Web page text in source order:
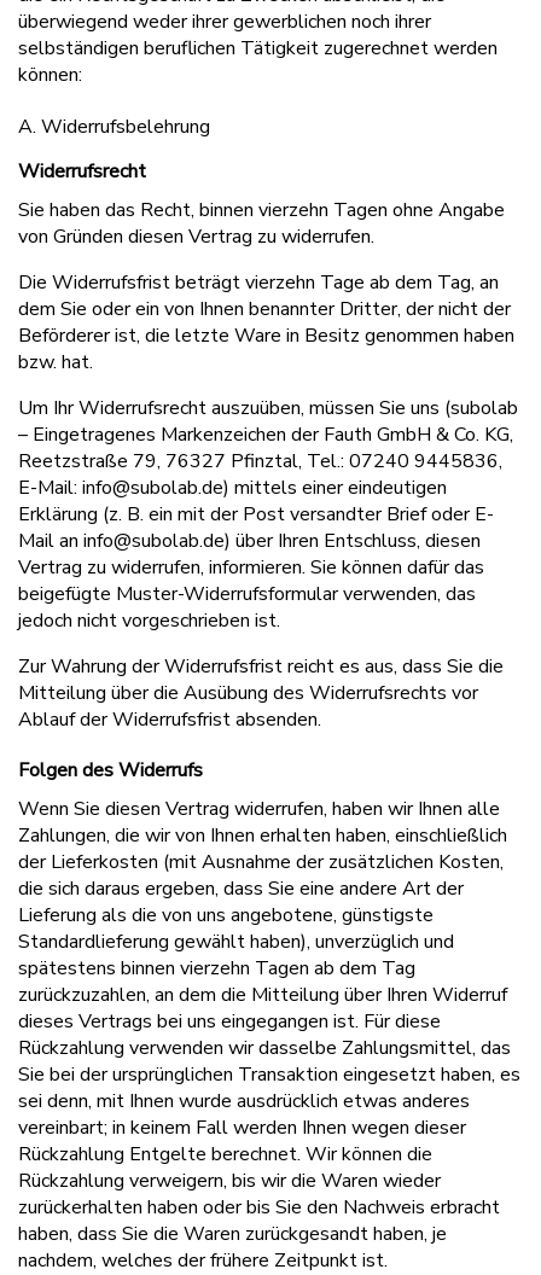
überwiegend weder ihrer gewerblichen noch ihrer
selbständigen beruflichen Tätigkeit zugerechnet werden
können:
A. Widerrufsbelehrung
Widerrufsrecht
Sie haben das Recht, binnen vierzehn Tagen ohne Angabe
von Gründen diesen Vertrag zu widerrufen.
Die Widerrufsfrist beträgt vierzehn Tage ab dem Tag, an
dem Sie oder ein von Ihnen benannter Dritter, der nicht der
Beförderer ist, die letzte Ware in Besitz genommen haben
bzw. hat.
Um Ihr Widerrufsrecht auszuüben, müssen Sie uns (subolab
– Eingetragenes Markenzeichen der Fauth GmbH & Co. KG,
Reetzstraße 79, 76327 Pfinztal, Tel.: 07240 9445836,
E-Mail: info@subolab.de) mittels einer eindeutigen
Erklärung (z. B. ein mit der Post versandter Brief oder E-
Mail an info@subolab.de) über Ihren Entschluss, diesen
Vertrag zu widerrufen, informieren. Sie können dafür das
beigefügte Muster-Widerrufsformular verwenden, das
jedoch nicht vorgeschrieben ist.
Zur Wahrung der Widerrufsfrist reicht es aus, dass Sie die
Mitteilung über die Ausübung des Widerrufsrechts vor
Ablauf der Widerrufsfrist absenden.
Folgen des Widerrufs
Wenn Sie diesen Vertrag widerrufen, haben wir Ihnen alle
Zahlungen, die wir von Ihnen erhalten haben, einschließlich
der Lieferkosten (mit Ausnahme der zusätzlichen Kosten,
die sich daraus ergeben, dass Sie eine andere Art der
Lieferung als die von uns angebotene, günstigste
Standardlieferung gewählt haben), unverzüglich und
spätestens binnen vierzehn Tagen ab dem Tag
zurückzuzahlen, an dem die Mitteilung über Ihren Widerruf
dieses Vertrags bei uns eingegangen ist. Für diese
Rückzahlung verwenden wir dasselbe Zahlungsmittel, das
Sie bei der ursprünglichen Transaktion eingesetzt haben, es
sei denn, mit Ihnen wurde ausdrücklich etwas anderes
vereinbart; in keinem Fall werden Ihnen wegen dieser
Rückzahlung Entgelte berechnet. Wir können die
Rückzahlung verweigern, bis wir die Waren wieder
zurückerhalten haben oder bis Sie den Nachweis erbracht
haben, dass Sie die Waren zurückgesandt haben, je
nachdem, welches der frühere Zeitpunkt ist.